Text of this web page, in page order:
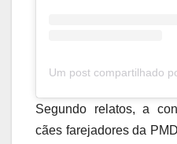
Um post compartilhado
Segundo relatos, a
cães farejadores da